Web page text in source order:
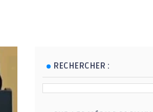
RECHERCHER :